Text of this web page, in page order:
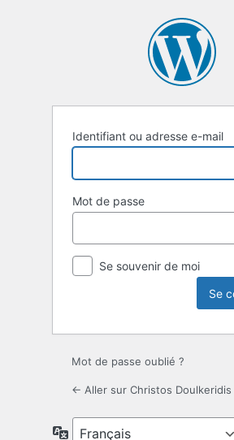
Identifiant ou adresse e-mail
Mot de passe
Se souvenir de moi
Mot de passe oublié ?
← Aller sur Christos Doulkeridis
Langue